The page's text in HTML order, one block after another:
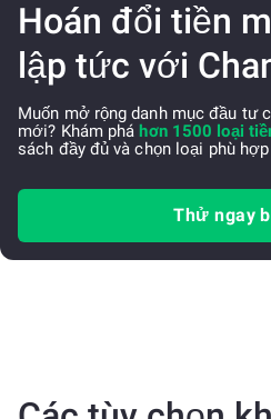
Hoán đổi tiền
lập tức với
Muốn mở rộng danh mục đầu tư
mới? Khám pháhơn 1500 loại
sách đầy đủ và chọn loại phù
Thử ngay